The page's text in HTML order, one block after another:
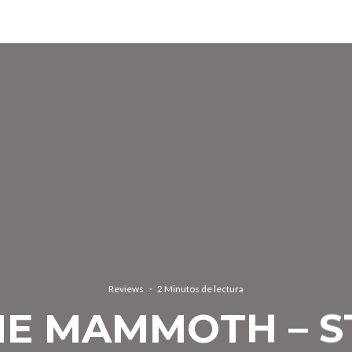
Reviews · 2 Minutos de lectura
MAMMOTH –